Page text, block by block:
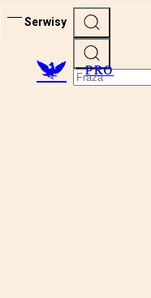
Serwisy
PRO